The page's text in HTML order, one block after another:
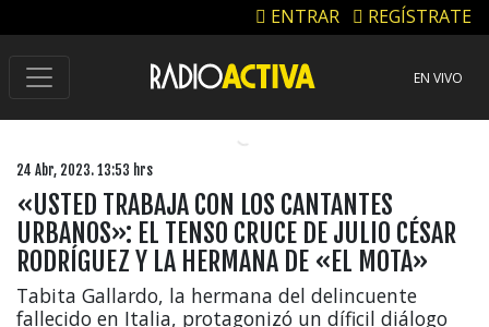
ENTRAR REGÍSTRATE
EN VIVO
24 Abr, 2023. 13:53 hrs
«USTED TRABAJA CON LOS CANTANTES
URBANOS»: EL TENSO CRUCE DE JULIO CÉSAR
RODRÍGUEZ Y LA HERMANA DE «EL MOTA»
Tabita Gallardo, la hermana del delincuente
fallecido en Italia, protagonizó un díficil diálogo